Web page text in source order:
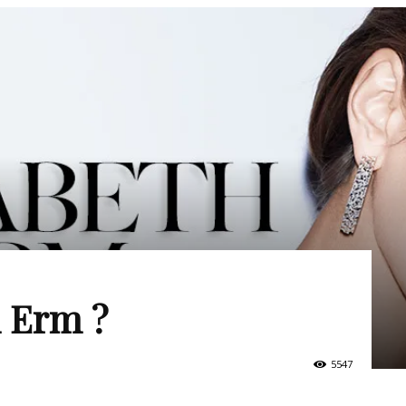
?
5547